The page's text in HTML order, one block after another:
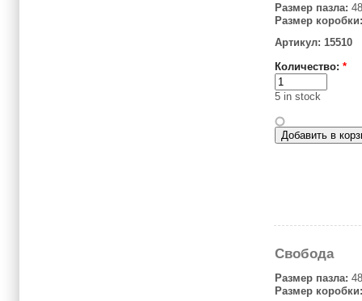
Размер пазла:
Размер коробки:
Артикул: 15510
Количество: *
5 in stock
Свобода
Размер пазла:
Размер коробки: